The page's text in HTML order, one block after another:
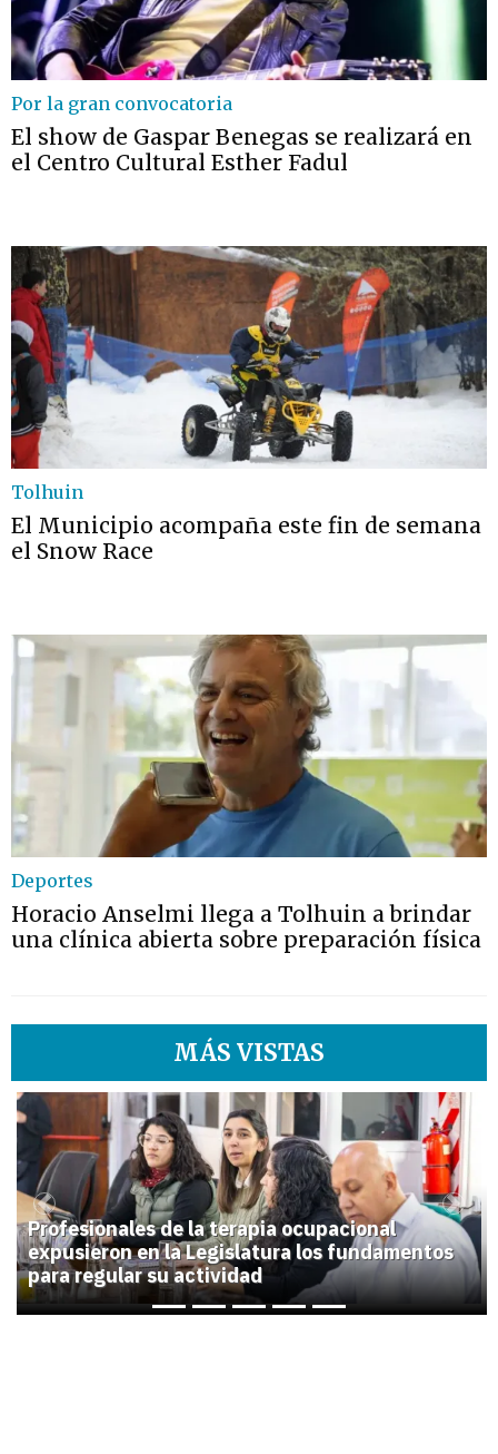
Por la gran convocatoria
El show de Gaspar Benegas se realizará en
el Centro Cultural Esther Fadul
Tolhuin
El Municipio acompaña este fin de semana
el Snow Race
Deportes
Horacio Anselmi llega a Tolhuin a brindar
una clínica abierta sobre preparación física
MÁS VISTAS
1
Profesionales de la terapia ocupacional
expusieron en la Legislatura los fundamentos
para regular su actividad
Previous Next